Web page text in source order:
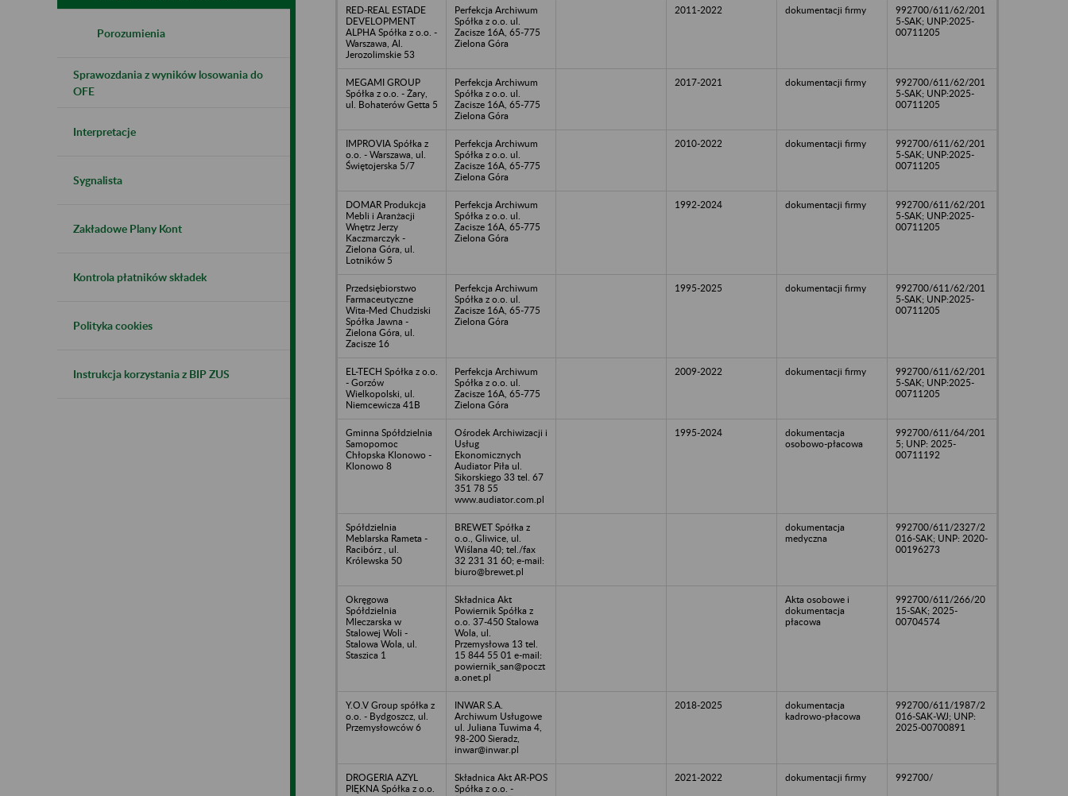
Porozumienia
Sprawozdania z wyników losowania do
OFE
Interpretacje
Sygnalista
Zakładowe Plany Kont
Kontrola płatników składek
Polityka cookies
Instrukcja korzystania z BIP ZUS
RED-REAL ESTADE
DEVELOPMENT
ALPHA Spółka z o.o. -
Warszawa, Al.
Jerozolimskie 53
Perfekcja Archiwum
Spółka z o.o. ul.
Zacisze 16A, 65-775
Zielona Góra
2011-2022 dokumentacji firmy
992700/611/62/201
5-SAK; UNP:2025-
00711205
MEGAMI GROUP
Spółka z o.o. - Żary,
ul. Bohaterów Getta 5
Perfekcja Archiwum
Spółka z o.o. ul.
Zacisze 16A, 65-775
Zielona Góra
2017-2021 dokumentacji firmy
992700/611/62/201
5-SAK; UNP:2025-
00711205
IMPROVIA Spółka z
o.o. - Warszawa, ul.
Świętojerska 5/7
Perfekcja Archiwum
Spółka z o.o. ul.
Zacisze 16A, 65-775
Zielona Góra
2010-2022 dokumentacji firmy
992700/611/62/201
5-SAK; UNP:2025-
00711205
DOMAR Produkcja
Mebli i Aranżacji
Wnętrz Jerzy
Kaczmarczyk -
Zielona Góra, ul.
Lotników 5
Perfekcja Archiwum
Spółka z o.o. ul.
Zacisze 16A, 65-775
Zielona Góra
1992-2024 dokumentacji firmy
992700/611/62/201
5-SAK; UNP:2025-
00711205
Przedsiębiorstwo
Farmaceutyczne
Wita-Med Chudziski
Spółka Jawna -
Zielona Góra, ul.
Zacisze 16
Perfekcja Archiwum
Spółka z o.o. ul.
Zacisze 16A, 65-775
Zielona Góra
1995-2025 dokumentacji firmy
992700/611/62/201
5-SAK; UNP:2025-
00711205
EL-TECH Spółka z o.o.
- Gorzów
Wielkopolski, ul.
Niemcewicza 41B
Perfekcja Archiwum
Spółka z o.o. ul.
Zacisze 16A, 65-775
Zielona Góra
2009-2022 dokumentacji firmy
992700/611/62/201
5-SAK; UNP:2025-
00711205
Gminna Spółdzielnia
Samopomoc
Chłopska Klonowo -
Klonowo 8
Ośrodek Archiwizacji i
Usług
Ekonomicznych
Audiator Piła ul.
Sikorskiego 33 tel. 67
351 78 55
www.audiator.com.pl
1995-2024
dokumentacja
osobowo-płacowa
992700/611/64/201
5; UNP: 2025-
00711192
Spółdzielnia
Meblarska Rameta -
Racibórz , ul.
Królewska 50
BREWET Spółka z
o.o., Gliwice, ul.
Wiślana 40; tel./fax
32 231 31 60; e-mail:
biuro@brewet.pl
dokumentacja
medyczna
992700/611/2327/2
016-SAK; UNP: 2020-
00196273
Okręgowa
Spółdzielnia
Mleczarska w
Stalowej Woli -
Stalowa Wola, ul.
Staszica 1
Składnica Akt
Powiernik Spółka z
o.o. 37-450 Stalowa
Wola, ul.
Przemysłowa 13 tel.
15 844 55 01 e-mail:
powiernik_san@poczt
a.onet.pl
Akta osobowe i
dokumentacja
płacowa
992700/611/266/20
15-SAK; 2025-
00704574
Y.O.V Group spółka z
o.o. - Bydgoszcz, ul.
Przemysłowców 6
INWAR S.A.
Archiwum Usługowe
ul. Juliana Tuwima 4,
98-200 Sieradz,
inwar@inwar.pl
2018-2025
dokumentacja
kadrowo-płacowa
992700/611/1987/2
016-SAK-WJ; UNP:
2025-00700891
DROGERIA AZYL
PIĘKNA Spółka z o.o.
Składnica Akt AR-POS
Spółka z o.o. -
2021-2022 dokumentacji firmy 992700/